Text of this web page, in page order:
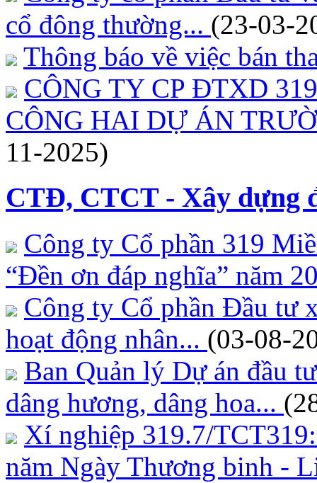
cổ đông thường... (23-03-
Thông báo về việc bán
CÔNG TY CP ĐTXD
CÔNG HAI DỰ ÁN
11-2025)
CTĐ, CTCT - Xây dựng
Công ty Cổ phần 319
“Đền ơn đáp nghĩa” năm
Công ty Cổ phần Đầu tư
hoạt động nhân... (03-08-
Ban Quản lý Dự án đầu
dâng hương, dâng hoa...
Xí nghiệp 319.7/
năm Ngày Thương binh -